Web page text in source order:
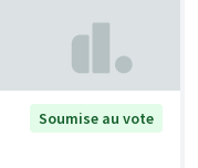
Soumise au vote